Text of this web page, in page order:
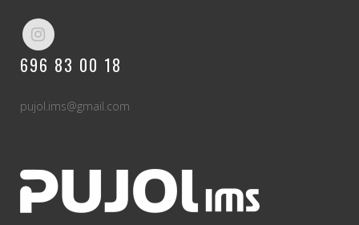
696 83 00 18
pujol.ims@gmail.com